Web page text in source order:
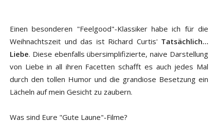
Einen besonderen "Feelgood"-Klassiker habe ich für die
Weihnachtszeit und das ist Richard Curtis' Tatsächlich…
Liebe. Diese ebenfalls übersimplifizierte, naive Darstellung
von Liebe in all ihren Facetten schafft es auch jedes Mal
durch den tollen Humor und die grandiose Besetzung ein
Lächeln auf mein Gesicht zu zaubern.
Was sind Eure "Gute Laune"-Filme?